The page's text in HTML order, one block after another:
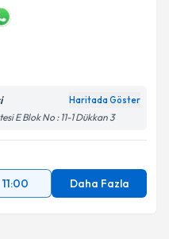
Haritada Göster
E Blok No : 11-1 Dükkan 3
11:00 Daha Fazla